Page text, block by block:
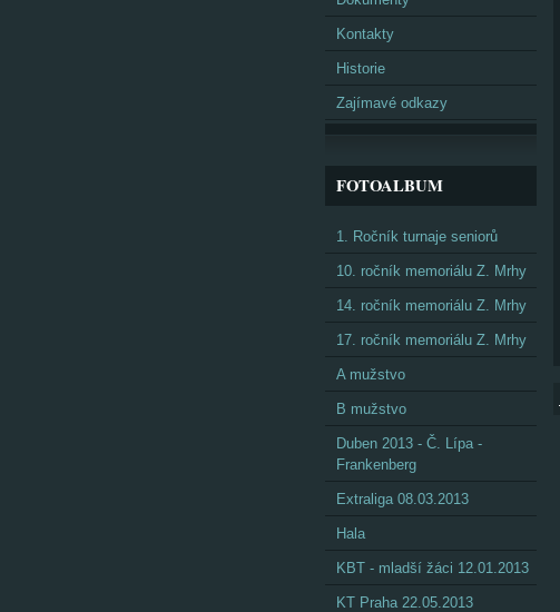
Kontakty
Historie
Zajímavé odkazy
FOTOALBUM
1. Ročník turnaje seniorů
10. ročník memoriálu Z. Mrhy
14. ročník memoriálu Z. Mrhy
17. ročník memoriálu Z. Mrhy
A mužstvo
B mužstvo
Duben 2013 - Č. Lípa -
Frankenberg
Extraliga 08.03.2013
Hala
KBT - mladší žáci 12.01.2013
KT Praha 22.05.2013